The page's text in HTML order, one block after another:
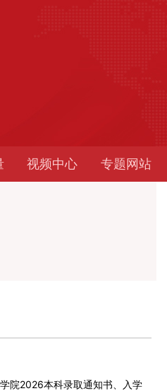
视频中心 专题网站
院2026本科录取通知书、入学